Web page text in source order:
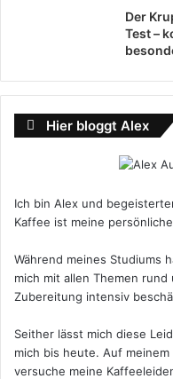
Der
Test –
Hier bloggt Alex
Ich bin Alex und
Kaffee ist meine
Während meines Studiums
mich mit allen Themen
Zubereitung intensiv
Seither lässt mich diese
mich bis heute. Auf
versuche meine